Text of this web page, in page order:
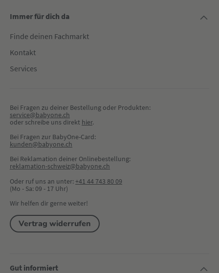
Immer für dich da
Finde deinen Fachmarkt
Kontakt
Services
Bei Fragen zu deiner Bestellung oder Produkten:
service@babyone.ch
oder schreibe uns direkt hier.
Bei Fragen zur BabyOne-Card:
kunden@babyone.ch
Bei Reklamation deiner Onlinebestellung:
reklamation-schweiz@babyone.ch
Oder ruf uns an unter:+41 44 743 80 09
(Mo - Sa: 09 - 17 Uhr)
Wir helfen dir gerne weiter!
Vertrag widerrufen
Gut informiert